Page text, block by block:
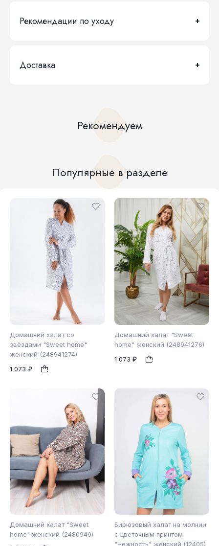
Рекомендации по уходу
Доставка
Рекомендуем
Популярные в разделе
Домашний халат со
звёздами "Sweet home"
женский (248941274)
1 073 ₽
1
Домашний халат "Sweet
home" женский (248941276)
1 073 ₽
46 52
Домашний халат "Sweet
home" женский (2480949)
Бирюзовый халат на молнии
с цветочным принтом
"Нежность" женский (12405)